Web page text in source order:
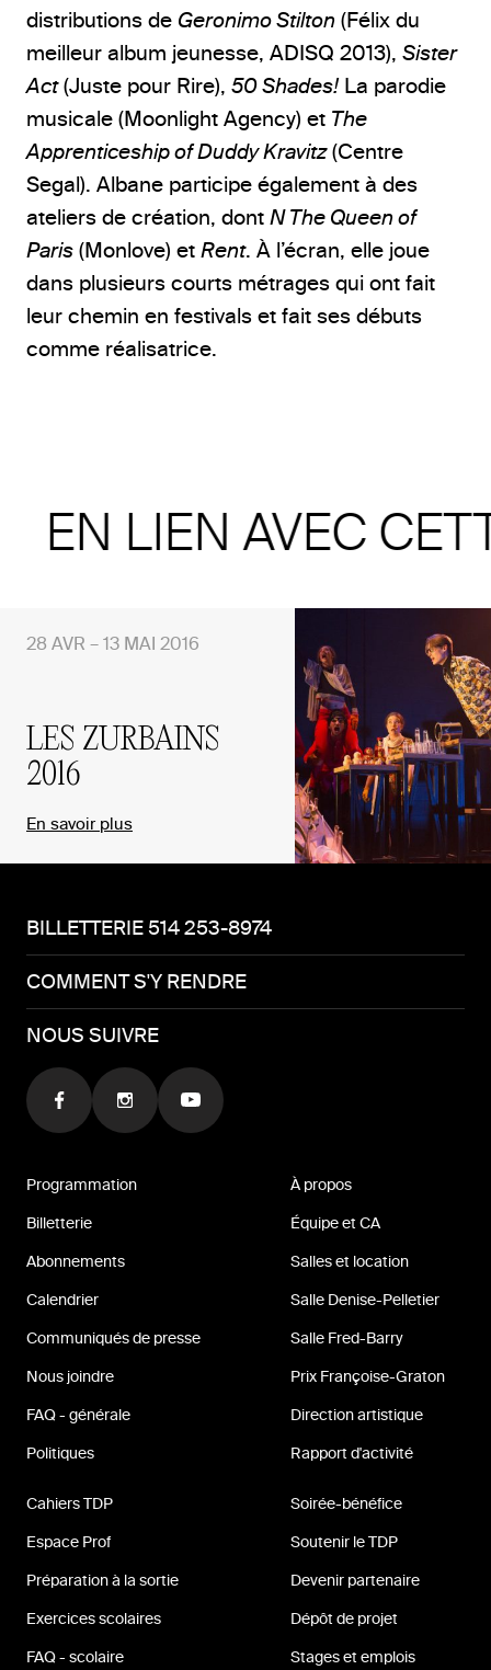
distributions de Geronimo Stilton (Félix du
meilleur album jeunesse, ADISQ 2013), Sister
Act(Juste pour Rire), 50 Shades!La parodie
musicale (Moonlight Agency) et The
Apprenticeship of Duddy Kravitz(Centre
Segal). Albane participe également à des
ateliers de création, dont N The Queen of
Paris (Monlove) et Rent. À l’écran, elle joue
dans plusieurs courts métrages qui ont fait
leur chemin en festivals et fait ses débuts
comme réalisatrice.
EN LIEN AVEC
LES ZURBAINS
2016
28 AVR – 13 MAI 2016
En savoir plus
BILLETTERIE 514 253-8974
COMMENT S'Y RENDRE
NOUS SUIVRE
Programmation
Billetterie
Abonnements
Calendrier
Communiqués de presse
Nous joindre
FAQ - générale
Politiques
À propos
Équipe et CA
Salles et location
Salle Denise-Pelletier
Salle Fred-Barry
Prix Françoise-Graton
Direction artistique
Rapport d'activité
Cahiers TDP
Espace Prof
Préparation à la sortie
Exercices scolaires
FAQ - scolaire
Soirée-bénéfice
Soutenir le TDP
Devenir partenaire
Dépôt de projet
Stages et emplois